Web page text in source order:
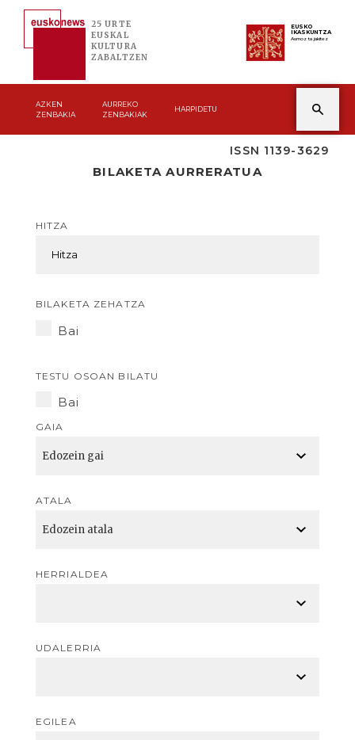
25 URTE
EUSKAL
KULTURA
ZABALTZEN
EUSKO
IKASKUNTZA
Asmoz ta jakitez
AZKEN
ZENBAKIA
AURREKO
ZENBAKIAK
HARPIDETU
ISSN 1139-3629
BILAKETA AURRERATUA
HITZA
BILAKETA ZEHATZA
Bai
TESTU OSOAN BILATU
Bai
GAIA
ATALA
HERRIALDEA
UDALERRIA
EGILEA